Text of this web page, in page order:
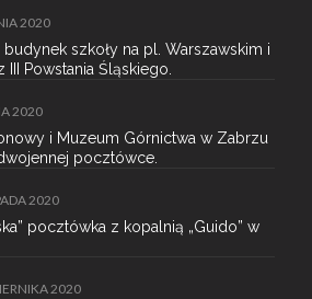
2020
budynek szkoły na pl. Warszawskim i
III Powstania Śląskiego.
2020
i Muzeum Górnictwa w Zabrzu
pocztówce.
2020
pocztówka z kopalnią „Guido” w
2020